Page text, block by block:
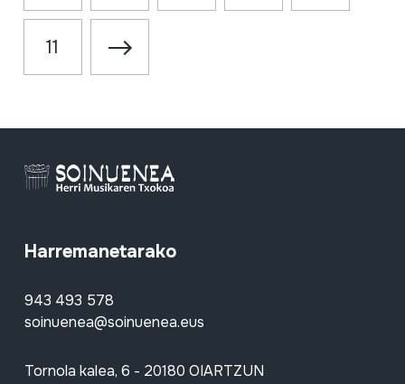
11
Harremanetarako
943 493 578
soinuenea@soinuenea.eus
Tornola kalea, 6 - 20180 OIARTZUN